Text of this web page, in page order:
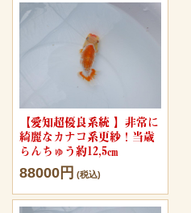
【愛知超優良系統 】非常に
綺麗なカナコ系更紗！当歳
らんちゅう約12,5㎝
88000円 (税込)